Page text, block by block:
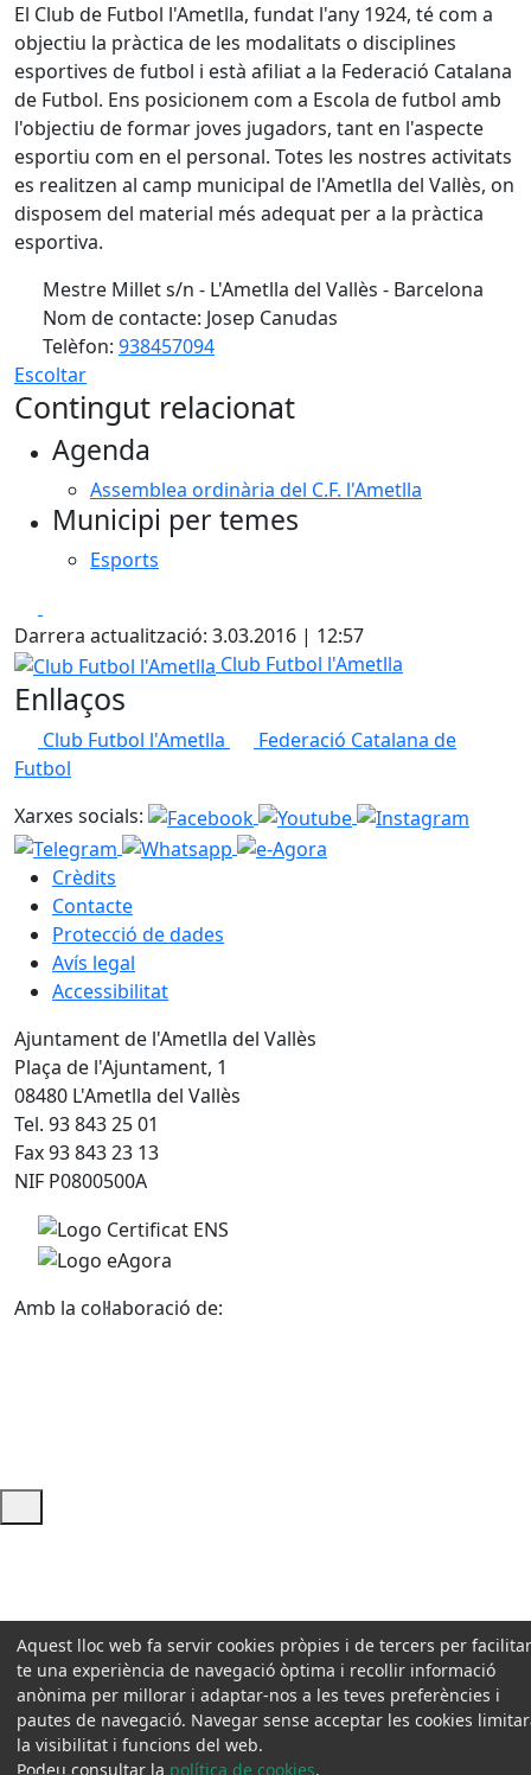
El Club de Futbol l'Ametlla, fundat l'any 1924, té com a
objectiu la pràctica de les modalitats o disciplines
esportives de futbol i està afiliat a la Federació Catalana
de Futbol. Ens posicionem com a Escola de futbol amb
l'objectiu de formar joves jugadors, tant en l'aspecte
esportiu com en el personal. Totes les nostres activitats
es realitzen al camp municipal de l'Ametlla del Vallès, on
disposem del material més adequat per a la pràctica
esportiva.
Mestre Millet s/n - L'Ametlla del Vallès - Barcelona
Nom de contacte: Josep Canudas
Telèfon: 938457094
Escoltar
Contingut relacionat
Agenda
Assemblea ordinària del C.F. l'Ametlla
Municipi per temes
Esports
Darrera actualització: 3.03.2016 | 12:57
Club Futbol l'Ametlla
Club Futbol l'Ametlla
Enllaços
Club Futbol l'Ametlla
Federació Catalana de
Futbol
Xarxes socials:
Crèdits
Contacte
Protecció de dades
Avís legal
Accessibilitat
Ajuntament de l'Ametlla del Vallès
Plaça de l'Ajuntament, 1
08480 L'Ametlla del Vallès
Tel. 93 843 25 01
Fax 93 843 23 13
NIF P0800500A
Amb la col·laboració de:
Aquest lloc web fa servir cookies pròpies i de tercers per
te una experiència de navegació òptima i recollir informació
anònima per millorar i adaptar-nos a les teves preferències i
pautes de navegació. Navegar sense acceptar les cookies
la visibilitat i funcions del web.
Podeu consultar la política de cookies.